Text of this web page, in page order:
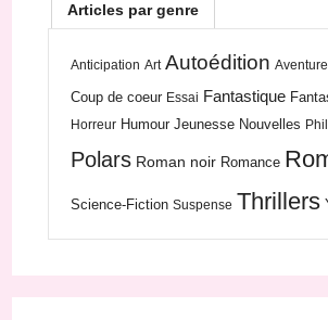
Articles par genre
Anticipation Art Autoédition Aventure
Coup de coeur Essai Fantastique
Horreur Humour Jeunesse Nouvelles
Polars Roman noir Romance
Science-Fiction Suspense Thrillers